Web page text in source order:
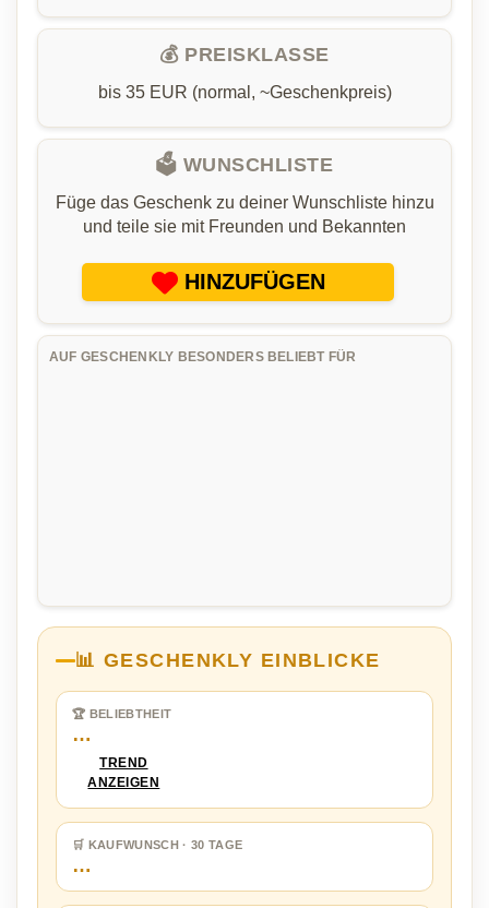
💰 PREISKLASSE
bis 35 EUR (normal, ~Geschenkpreis)
🗳️ WUNSCHLISTE
Füge das Geschenk zu deiner Wunschliste hinzu
und teile sie mit Freunden und Bekannten
HINZUFÜGEN
AUF GESCHENKLY BESONDERS BELIEBT FÜR
📊 GESCHENKLY EINBLICKE
🏆 BELIEBTHEIT
…
TREND
ANZEIGEN
🛒 KAUFWUNSCH · 30 TAGE
…